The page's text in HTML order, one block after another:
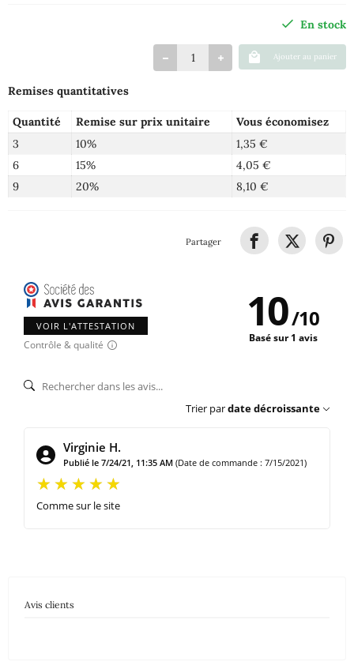
En stock
Ajouter au panier
Remises quantitatives
Quantité Remise sur prix unitaire
Vous économisez
3
10%
1,35 €
6
15%
4,05 €
9
20% 8,10 €
Partager
VOIR L'ATTESTATION
Contrôle & qualité
10/10
Basé sur 1 avis
Trier pardate décroissante
Virginie H.
Publié le 7/24/21, 11:35 AM (Date de commande : 7/15/2021)
Comme sur le site
Avis clients